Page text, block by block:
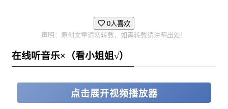
0人喜欢
声明：原创文章请勿转载，如需转载请注明出处！
在线听音乐×（看小姐姐√）
点击展开视频播放器